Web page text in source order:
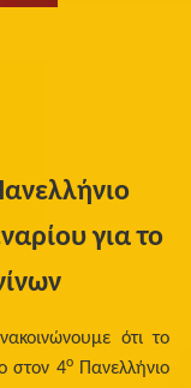
για το
ότι το
στον 4οΠανελλήνιο